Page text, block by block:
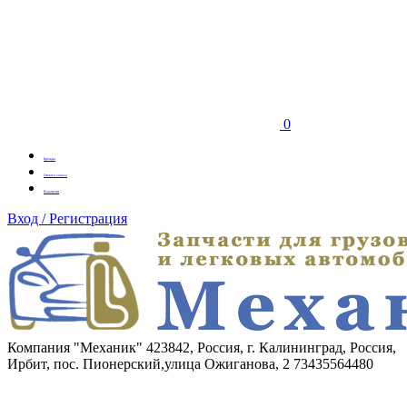
0
Бренды
Оплата заказа
Вакансии
Вход / Регистрация
Компания "Механик" 423842, Россия, г. Калининград, Россия,
Ирбит, пос. Пионерский,улица Ожиганова, 2 73435564480